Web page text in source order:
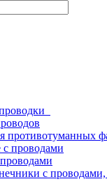
противотуманных
проводами
с проводами,